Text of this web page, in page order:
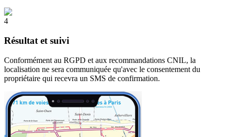
4
Résultat et suivi
Conformément au RGPD et aux recommandations CNIL, la
localisation ne sera communiquée qu'avec le consentement du
propriétaire qui recevra un SMS de confirmation.